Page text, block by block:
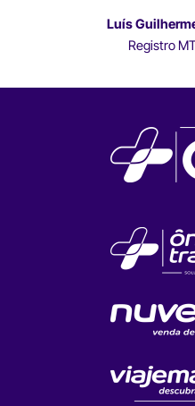
Luís
Registro